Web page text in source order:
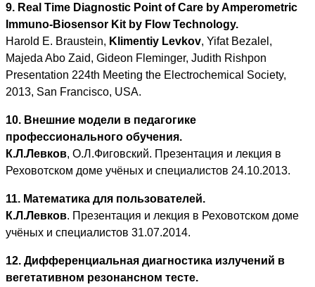
9. Real Time Diagnostic Point of Care by Amperometric
Immuno-Biosensor Kit by Flow Technology.
Harold E. Braustein, Klimentiy Levkov, Yifat Bezalel,
Majeda Abo Zaid, Gideon Fleminger, Judith Rishpon
Presentation 224th Meeting the Electrochemical Society,
2013, San Francisco, USA.
10. Внешние модели в педагогике
профессионального обучения.
К.Л.Левков, О.Л.Фиговский. Презентация и лекция в
Реховотском доме учёных и специалистов 24.10.2013.
11. Математика для пользователей.
К.Л.Левков. Презентация и лекция в Реховотском доме
учёных и специалистов 31.07.2014.
12. Дифференциальная диагностика излучений в
вегетативном резонансном тесте.